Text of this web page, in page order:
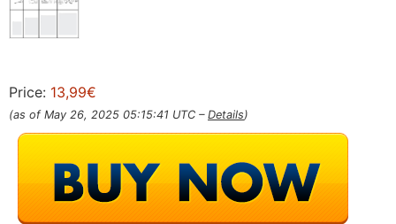
Price: 13,99€
(as of May 26, 2025 05:15:41 UTC – Details)